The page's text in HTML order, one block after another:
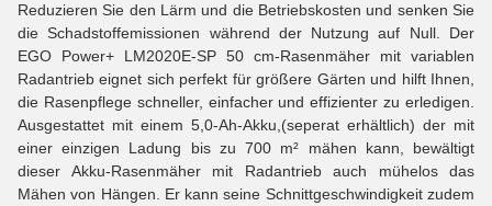
Reduzieren Sie den Lärm und die Betriebskosten und senken Sie
die Schadstoffemissionen während der Nutzung auf Null. Der
EGO Power+ LM2020E-SP 50 cm-Rasenmäher mit variablen
Radantrieb eignet sich perfekt für größere Gärten und hilft Ihnen,
die Rasenpflege schneller, einfacher und effizienter zu erledigen.
Ausgestattet mit einem 5,0-Ah-Akku,(seperat erhältlich) der mit
einer einzigen Ladung bis zu 700 m² mähen kann, bewältigt
dieser Akku-Rasenmäher mit Radantrieb auch mühelos das
Mähen von Hängen. Er kann seine Schnittgeschwindigkeit zudem